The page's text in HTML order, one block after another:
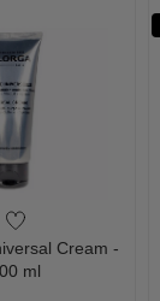
Cream -
ml